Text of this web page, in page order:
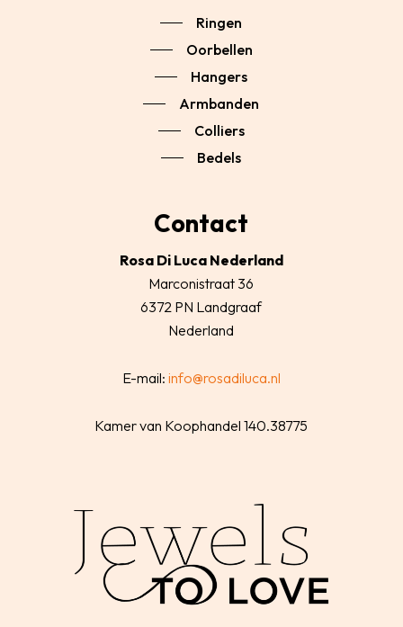
Ringen
Oorbellen
Hangers
Armbanden
Colliers
Bedels
Contact
Rosa Di Luca Nederland
Marconistraat 36
6372 PN Landgraaf
Nederland
E-mail: info@rosadiluca.nl
Kamer van Koophandel 140.38775